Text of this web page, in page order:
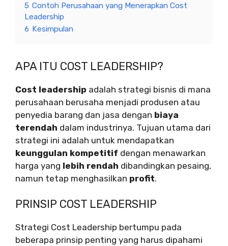
5 Contoh Perusahaan yang Menerapkan Cost
Leadership
6 Kesimpulan
APA ITU COST LEADERSHIP?
Cost leadership adalah strategi bisnis di mana
perusahaan berusaha menjadi produsen atau
penyedia barang dan jasa dengan biaya
terendah dalam industrinya. Tujuan utama dari
strategi ini adalah untuk mendapatkan
keunggulan kompetitif dengan menawarkan
harga yang lebih rendah dibandingkan pesaing,
namun tetap menghasilkan profit.
PRINSIP COST LEADERSHIP
Strategi Cost Leadership bertumpu pada
beberapa prinsip penting yang harus dipahami